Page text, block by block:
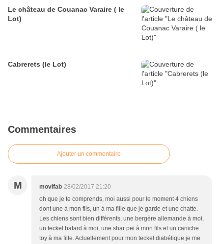
Le château de Couanac Varaire ( le
Lot)
Cabrerets (le Lot)
Commentaires
Ajouter un commentaire
M movifab 28/02/2017 21:20
oh que je te comprends, moi aussi pour le moment 4 chiens
dont une à mon fils, un à ma fille que je garde et une chatte.
Les chiens sont bien différents, une bergère allemande à moi,
un teckel batard à moi, une shar pei à mon fils et un caniche
toy à ma fille. Actuellement pour mon teckel diabétique je me